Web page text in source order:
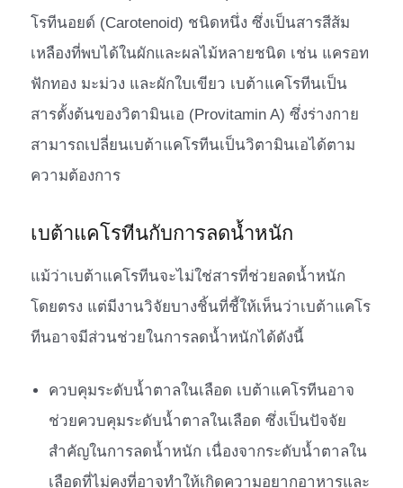
โรทีนอยด์ (Carotenoid) ชนิดหนึ่ง ซึ่งเป็นสารสีส้ม
เหลืองที่พบได้ในผักและผลไม้หลายชนิด เช่น แครอท
ฟักทอง มะม่วง และผักใบเขียว เบต้าแคโรทีนเป็น
สารตั้งต้นของวิตามินเอ (Provitamin A) ซึ่งร่างกาย
สามารถเปลี่ยนเบต้าแคโรทีนเป็นวิตามินเอได้ตาม
ความต้องการ
เบต้าแคโรทีนกับการลดน้ำหนัก
แม้ว่าเบต้าแคโรทีนจะไม่ใช่สารที่ช่วยลดน้ำหนัก
โดยตรง แต่มีงานวิจัยบางชิ้นที่ชี้ให้เห็นว่าเบต้าแคโร
ทีนอาจมีส่วนช่วยในการลดน้ำหนักได้ดังนี้
ควบคุมระดับน้ำตาลในเลือด เบต้าแคโรทีนอาจ
ช่วยควบคุมระดับน้ำตาลในเลือด ซึ่งเป็นปัจจัย
สำคัญในการลดน้ำหนัก เนื่องจากระดับน้ำตาลใน
เลือดที่ไม่คงที่อาจทำให้เกิดความอยากอาหารและ